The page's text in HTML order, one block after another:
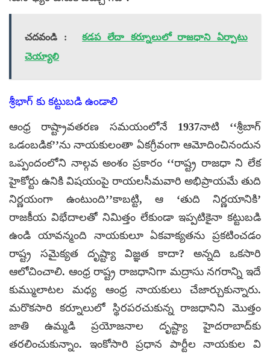
చదవండి :
కడప లేదా కర్నూలులో రాజధాని ఏర్పాటు
చెయ్యాలి
శ్రీభాగ్ కు కట్టుబడి ఉండాలి
ఆంధ్ర రాష్ట్రావతరణ సమయంలోనే 1937నాటి ‘‘శ్రీబాగ్
ఒడంబడిక’’ను నాయకులంతా ఏకగ్రీవంగా ఆమోదించినందున
ఒప్పందంలోని నాల్గవ అంశం ప్రకారం ‘‘రాష్ట్ర రాజధా ని లేక
హైకోర్టు ఉనికి విషయంపై రాయలసీమవారి అభిప్రాయమే తుది
నిర్ణయంగా ఉంటుంది’’కాబట్టి, ఆ ‘తుది నిర్ణయానికి’
రాజకీయ విభేదాలతో నిమిత్తం లేకుండా ఇప్పటికైనా కట్టుబడి
ఉండి యావన్మంది నాయకులూ ఏకవాక్యతను ప్రకటించడం
రాష్ట్ర సమైక్యత దృష్ట్యా విజ్ఞత కాదా? అన్నది ఒకసారి
ఆలోచించాలి. ఆంధ్ర రాష్ట్ర రాజధానిగా మద్రాసు నగరాన్ని ఇదే
కుమ్ములాటల మధ్య ఆంధ్ర నాయకులు చేజార్చుకున్నారు.
మరొకసారి కర్నూలులో స్థిరపరచుకున్న రాజధానిని మొత్తం
జాతి ఉమ్మడి ప్రయోజనాల దృష్ట్యా హైదరాబాద్‌కు
తరలించుకున్నాం. ఇంకోసారి ప్రధాన పార్టీల నాయకుల వి